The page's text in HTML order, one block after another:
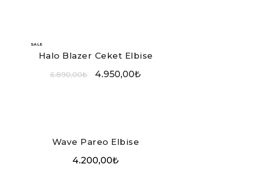
SALE
Halo Blazer Ceket Elbise
6.890,00₺ 4.950,00₺
Wave Pareo Elbise
4.200,00₺